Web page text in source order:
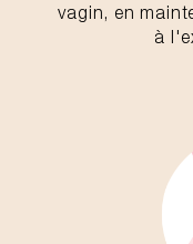
vagin, en
à